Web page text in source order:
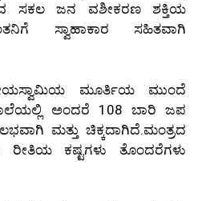
ಸಕಲ ಜನ ವಶೀಕರಣ ಶಕ್ತಿಯ
ಸ್ವಾಹಾಕಾರ ಸಹಿತವಾಗಿ
ಮೂರ್ತಿಯ ಮುಂದೆ
ಅಂದರೆ 108 ಬಾರಿ ಜಪ
ಮತ್ತು ಚಿಕ್ಕದಾಗಿದೆ.ಮಂತ್ರದ
ಕಷ್ಟಗಳು ತೊಂದರೆಗಳು